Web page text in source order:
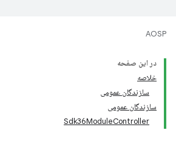
AOSP
در این صفحه
خلاصه
سازندگان عمومی
سازندگان عمومی
Sdk36ModuleController